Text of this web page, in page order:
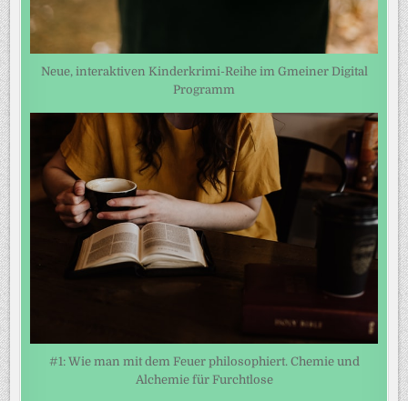
Neue, interaktiven Kinderkrimi-Reihe im Gmeiner Digital
Programm
#1: Wie man mit dem Feuer philosophiert. Chemie und
Alchemie für Furchtlose